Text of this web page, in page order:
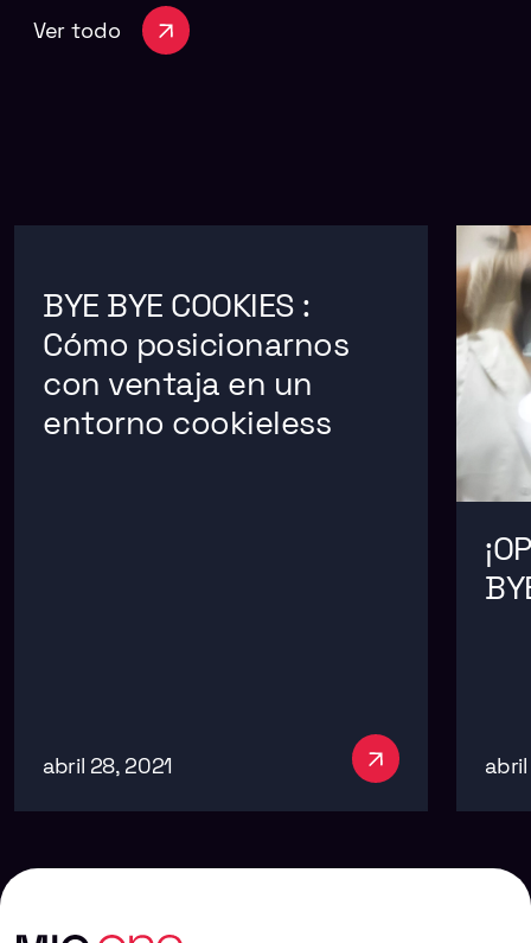
Ver todo
BYE BYE COOKIES :
Cómo posicionarnos
con ventaja en un
entorno cookieless
abril 28, 2021